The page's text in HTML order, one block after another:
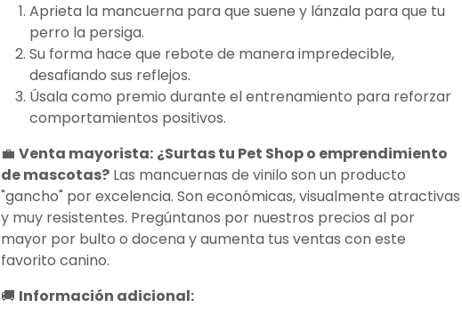
Aprieta la mancuerna para que suene y lánzala para que tu
perro la persiga.
Su forma hace que rebote de manera impredecible,
desafiando sus reflejos.
Úsala como premio durante el entrenamiento para reforzar
comportamientos positivos.
💼 Venta mayorista: ¿Surtas tu Pet Shop o emprendimiento
de mascotas?Las mancuernas de vinilo son un producto
"gancho" por excelencia. Son económicas, visualmente atractivas
y muy resistentes. Pregúntanos por nuestros precios al por
mayor por bulto o docena y aumenta tus ventas con este
favorito canino.
🚚 Información adicional: